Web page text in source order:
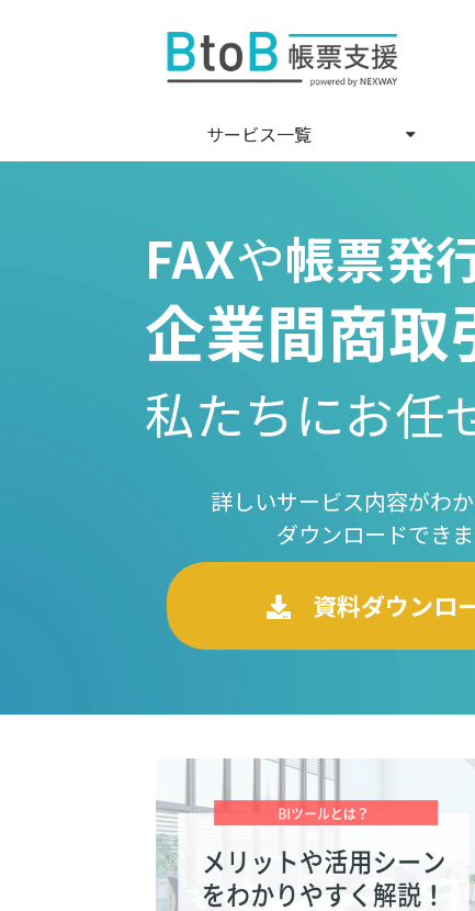
サービス一覧
FAXや帳票発
企業間商取
私たちにお任
詳しいサービス内容がわ
ダウンロードでき
資料ダウンロ